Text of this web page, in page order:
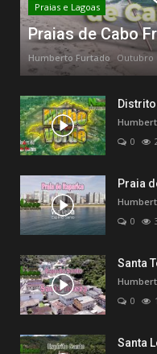
Praias e Lagoas
Praias de Cabo
Humberto Furtado Outubro
0
Praia
0
Santa
0
Santa